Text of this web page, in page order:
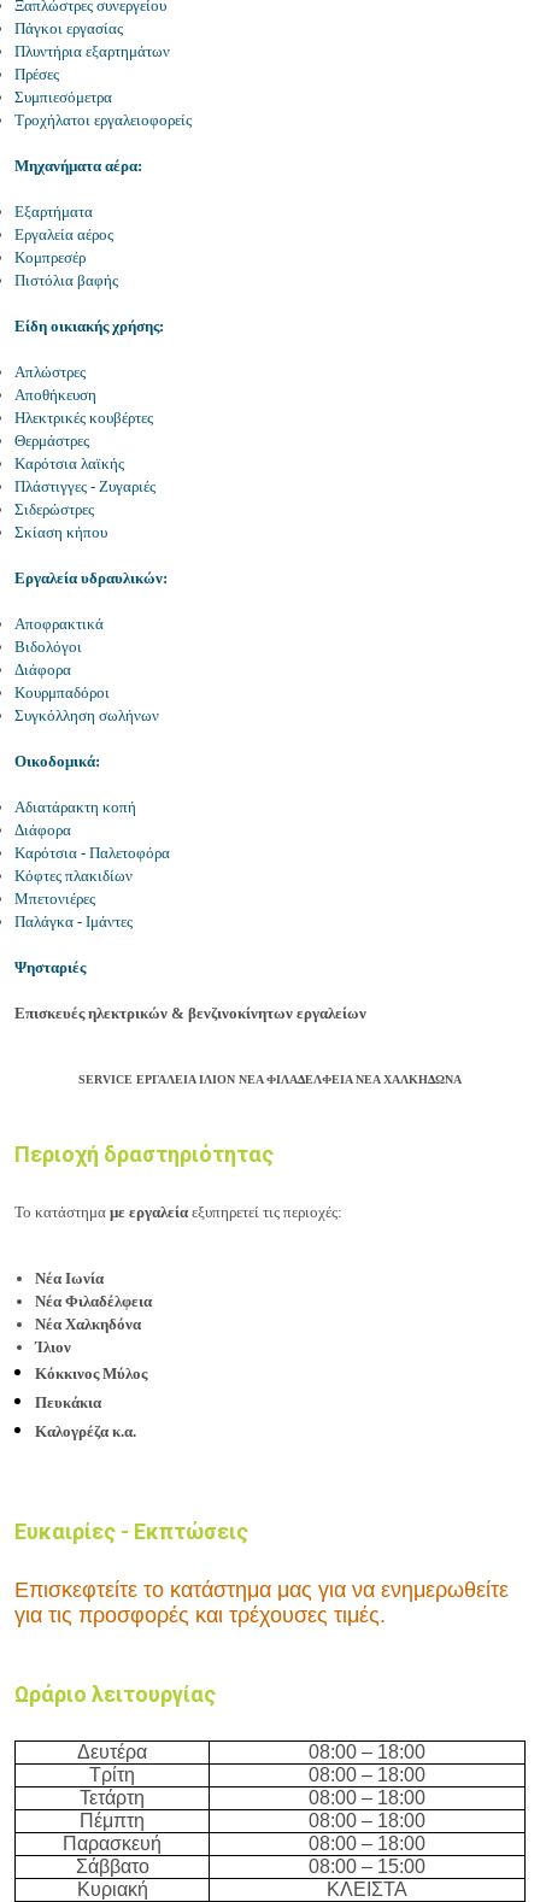
Ξαπλώστρες συνεργείου
Πάγκοι εργασίας
Πλυντήρια εξαρτημάτων
Πρέσες
Συμπιεσόμετρα
Τροχήλατοι εργαλειοφορείς
Μηχανήματα αέρα:
Εξαρτήματα
Εργαλεία αέρος
Κομπρεσέρ
Πιστόλια βαφής
Είδη οικιακής χρήσης:
Απλώστρες
Αποθήκευση
Ηλεκτρικές κουβέρτες
Θερμάστρες
Καρότσια λαϊκής
Πλάστιγγες - Ζυγαριές
Σιδερώστρες
Σκίαση κήπου
Εργαλεία υδραυλικών:
Αποφρακτικά
Βιδολόγοι
Διάφορα
Κουρμπαδόροι
Συγκόλληση σωλήνων
Οικοδομικά:
Αδιατάρακτη κοπή
Διάφορα
Καρότσια - Παλετοφόρα
Κόφτες πλακιδίων
Μπετονιέρες
Παλάγκα - Ιμάντες
Ψησταριές
Επισκευές ηλεκτρικών & βενζινοκίνητων εργαλείων
SERVICE ΕΡΓΑΛΕΙΑ ΙΛΙΟΝ ΝΕΑ ΦΙΛΑΔΕΛΦΕΙΑ ΝΕΑ ΧΑΛΚΗΔΩΝΑ
Περιοχή δραστηριότητας
Το κατάστημα με εργαλεία εξυπηρετεί τις περιοχές:
Νέα Ιωνία
Νέα Φιλαδέλφεια
Νέα Χαλκηδόνα
Ίλιον
Κόκκινος Μύλος
Πευκάκια
Καλογρέζα κ.α.
Ευκαιρίες - Εκπτώσεις
Επισκεφτείτε το κατάστημα μας για να ενημερωθείτε
για τις προσφορές και τρέχουσες τιμές.
Ωράριο λειτουργίας
Δευτέρα
08:00 – 18:00
Τρίτη
08:00 – 18:00
Τετάρτη
08:00 – 18:00
Πέμπτη
08:00 – 18:00
Παρασκευή
08:00 – 18:00
Σάββατο
08:00 – 15:00
Κυριακή
ΚΛΕΙΣΤΑ